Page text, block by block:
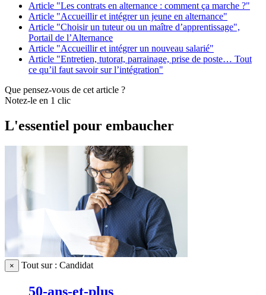
Article "Les contrats en alternance : comment ça marche ?"
Article "Accueillir et intégrer un jeune en alternance"
Article "Choisir un tuteur ou un maître d’apprentissage",
Portail de l’Alternance
Article "Accueillir et intégrer un nouveau salarié"
Article "Entretien, tutorat, parrainage, prise de poste… Tout
ce qu’il faut savoir sur l’intégration"
Que pensez-vous de cet article ?
Notez-le en 1 clic
L'essentiel pour embaucher
× Tout sur : Candidat
50-ans-et-plus